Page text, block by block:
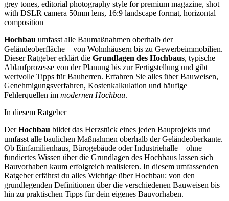
Hochbau umfasst alle Baumaßnahmen oberhalb der
Geländeoberfläche – von Wohnhäusern bis zu Gewerbeimmobilien.
Dieser Ratgeber erklärt die Grundlagen des Hochbaus, typische
Ablaufprozesse von der Planung bis zur Fertigstellung und gibt
wertvolle Tipps für Bauherren. Erfahren Sie alles über Bauweisen,
Genehmigungsverfahren, Kostenkalkulation und häufige
Fehlerquellen im modernen Hochbau.
In diesem Ratgeber
DerHochbau bildet das Herzstück eines jeden Bauprojekts und
umfasst alle baulichen Maßnahmen oberhalb der Geländeoberkante.
Ob Einfamilienhaus, Bürogebäude oder Industriehalle – ohne
fundiertes Wissen über die Grundlagen des Hochbaus lassen sich
Bauvorhaben kaum erfolgreich realisieren. In diesem umfassenden
Ratgeber erfährst du alles Wichtige über Hochbau: von den
grundlegenden Definitionen über die verschiedenen Bauweisen bis
hin zu praktischen Tipps für dein eigenes Bauvorhaben.